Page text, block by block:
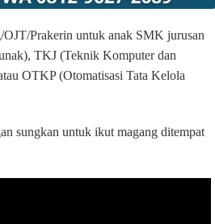
Prakerin untuk anak SMK jurusan
TKJ (Teknik Komputer dan
OTKP (Otomatisasi Tata Kelola
sungkan untuk ikut magang ditempat